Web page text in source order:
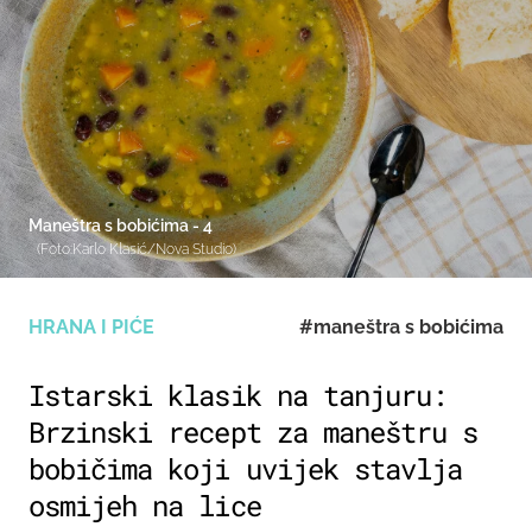
HRANA I PIĆE #maneštra s bobićima
Istarski klasik na tanjuru:
Brzinski recept za maneštru s
bobičima koji uvijek stavlja
osmijeh na lice
Maneštra s bobićima - 4
(Foto:Karlo Klasić/Nova Studio)